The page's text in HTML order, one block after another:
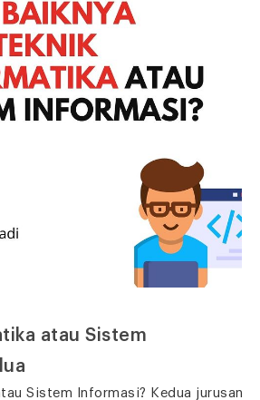
atau Sistem
Sistem Informasi? Kedua jurusan